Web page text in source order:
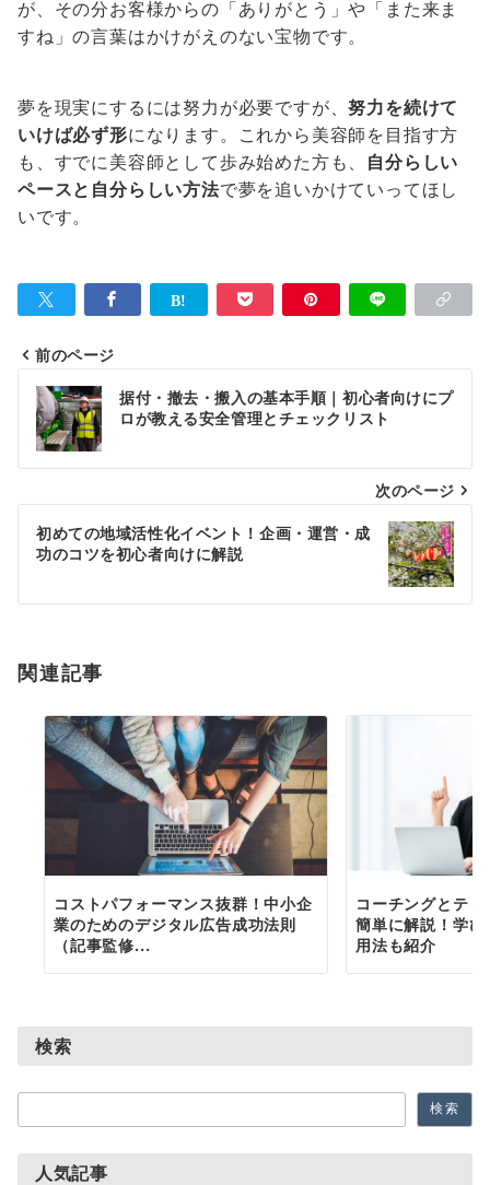
が、その分お客様からの「ありがとう」や「また来ま
すね」の言葉はかけがえのない宝物です。
夢を現実にするには努力が必要ですが、努力を続けて
いけば必ず形になります。これから美容師を目指す方
も、すでに美容師として歩み始めた方も、 自分らしい
ペースと自分らしい方法で夢を追いかけていってほし
いです。
投
稿
ナ
ビ
ゲ
シ
ン
前のページ
据付・撤去・搬入の基本手順｜初心者向けにプ
ロが教える安全管理とチェックリスト
次のページ
初めての地域活性化イベント！企画・運営・成
功のコツを初心者向けに解説
関連記事
コストパフォーマンス抜群！中小企
業のためのデジタル広告成功法則
（記事監修...
コーチングとテ
簡単に解説！学
用法も紹介
検索
索
検索
人気記事